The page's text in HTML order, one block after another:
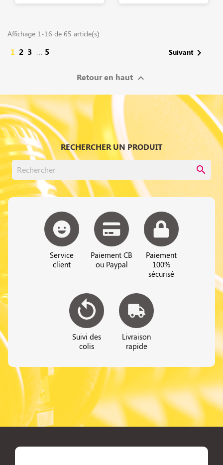
Affichage 1-16 de 65 article(s)
1 2 3 5 Suivant
Retour en haut 
RECHERCHER UN PRODUIT
search
Service
client
Paiement CB
ou Paypal
Paiement
100%
sécurisé
Suivi des
colis
Livraison
rapide